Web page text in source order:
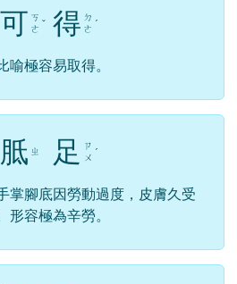
可 ㄎ
ㄜ ˇ 得 ㄉ
ㄜ ˊ
極容易取得。
胝 ㄓ 足
ㄗ
ㄨ ˊ
掌腳底因勞動過度，皮膚久受
容極為辛勞。